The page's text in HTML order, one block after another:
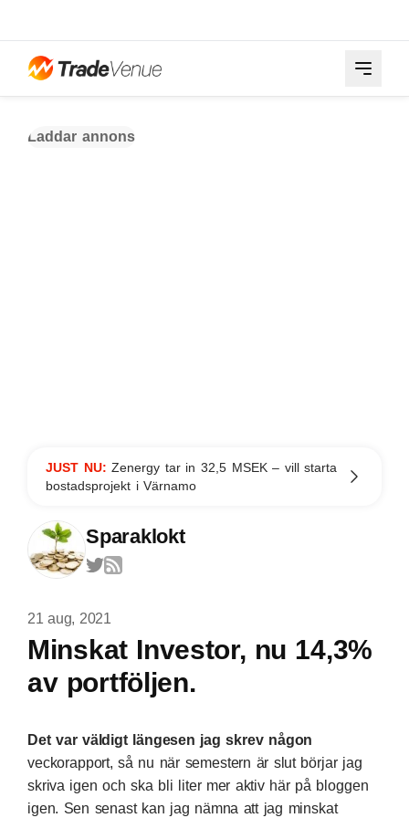
Laddar annons
JUST NU:Zenergy tar in 32,5 MSEK – vill starta
bostadsprojekt i Värnamo
Sparaklokt
21 aug, 2021
Minskat Investor, nu 14,3%
av portföljen.
Det var väldigt längesen jag skrev någon
veckorapport, så nu när semestern är slut börjar jag
skriva igen och ska bli liter mer aktiv här på bloggen
igen. Sen senast kan jag nämna att jag minskat